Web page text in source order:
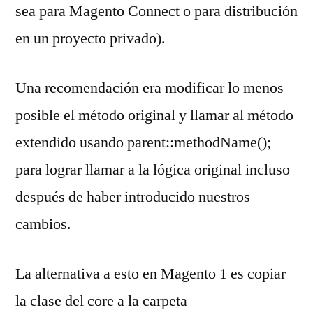
sea para Magento Connect o para distribución
en un proyecto privado).
Una recomendación era modificar lo menos
posible el método original y llamar al método
extendido usando parent::methodName();
para lograr llamar a la lógica original incluso
después de haber introducido nuestros
cambios.
La alternativa a esto en Magento 1 es copiar
la clase del core a la carpeta